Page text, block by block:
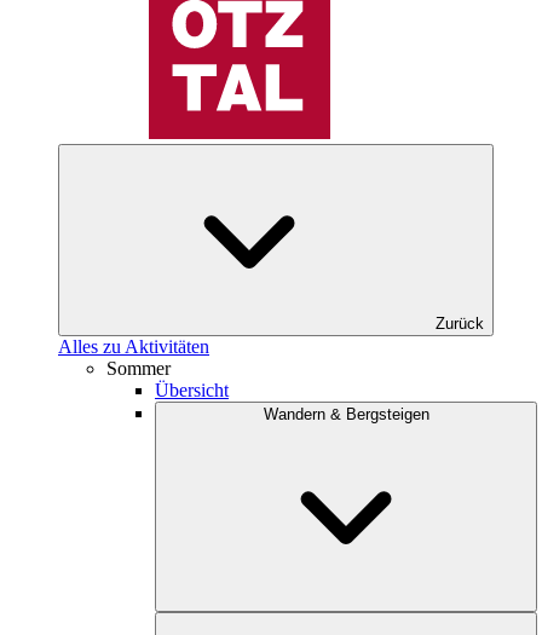
Zurück
Alles zu Aktivitäten
Sommer
Übersicht
Wandern & Bergsteigen